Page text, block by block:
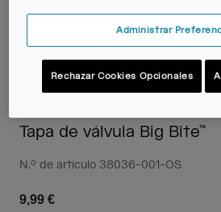
Bolsas Hidratación
Accessorios
Tapa de válvula Big Bite™
N.º de artículo 38036-001-OS
9,99 €
Administrar
Rechazar Cookies Opcionales